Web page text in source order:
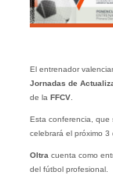
El entrenador
Jornadas de
de la FFCV.
Esta conferencia, que
celebrará el próximo 3
Oltracuenta como
del fútbol profesional.